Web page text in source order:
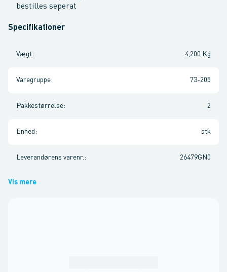
bestilles seperat
Specifikationer
Vægt: 4,200 Kg
Varegruppe: 73-205
Pakkestørrelse: 2
Enhed : stk
Leverandørens varenr. : 26479GN0
Vis mere